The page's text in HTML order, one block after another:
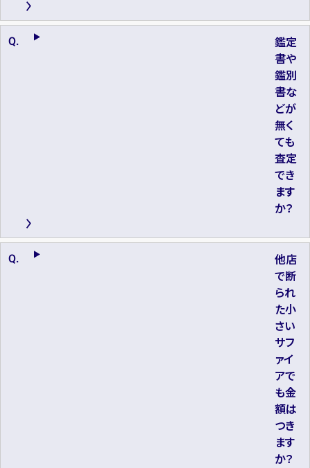
鑑定
書や
鑑別
書な
どが
無く
ても
査定
でき
ます
か？
他店
で断
られ
た小
さい
サフ
ァイ
アで
も金
額は
つき
ます
か？